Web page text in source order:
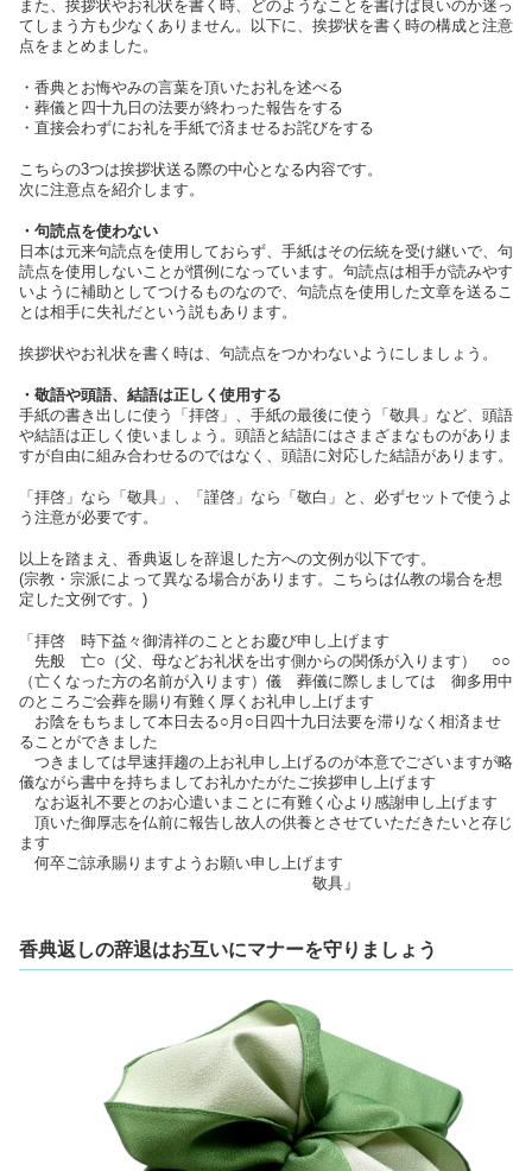
また、挨拶状やお礼状を書く時、どのようなことを書けば良いのか迷っ
てしまう方も少なくありません。以下に、挨拶状を書く時の構成と注意
点をまとめました。
・香典とお悔やみの言葉を頂いたお礼を述べる
・葬儀と四十九日の法要が終わった報告をする
・直接会わずにお礼を手紙で済ませるお詫びをする
こちらの3つは挨拶状送る際の中心となる内容です。
次に注意点を紹介します。
・句読点を使わない
日本は元来句読点を使用しておらず、手紙はその伝統を受け継いで、句
読点を使用しないことが慣例になっています。句読点は相手が読みやす
いように補助としてつけるものなので、句読点を使用した文章を送るこ
とは相手に失礼だという説もあります。
挨拶状やお礼状を書く時は、句読点をつかわないようにしましょう。
・敬語や頭語、結語は正しく使用する
手紙の書き出しに使う「拝啓」、手紙の最後に使う「敬具」など、頭語
や結語は正しく使いましょう。頭語と結語にはさまざまなものがありま
すが自由に組み合わせるのではなく、頭語に対応した結語があります。
「拝啓」なら「敬具」、「謹啓」なら「敬白」と、必ずセットで使うよ
う注意が必要です。
以上を踏まえ、香典返しを辞退した方への文例が以下です。
(宗教・宗派によって異なる場合があります。こちらは仏教の場合を想
定した文例です。)
「拝啓 時下益々御清祥のこととお慶び申し上げます
先般 亡○（父、母などお礼状を出す側からの関係が入ります） ○○
（亡くなった方の名前が入ります）儀 葬儀に際しましては 御多用中
のところご会葬を賜り有難く厚くお礼申し上げます
お陰をもちまして本日去る○月○日四十九日法要を滞りなく相済ませ
ることができました
つきましては早速拝趨の上お礼申し上げるのが本意でございますが略
儀ながら書中を持ちましてお礼かたがたご挨拶申し上げます
なお返礼不要とのお心遣いまことに有難く心より感謝申し上げます
頂いた御厚志を仏前に報告し故人の供養とさせていただきたいと存じ
ます
何卒ご諒承賜りますようお願い申し上げます
敬具」
香典返しの辞退はお互いにマナーを守りましょう